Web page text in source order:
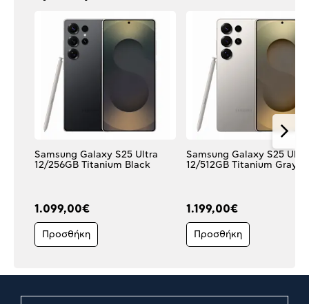
Samsung Galaxy S25 Ultra
12/256GB Titanium Black
1.099,00€
Προσθήκη
Samsung Galaxy S25 Ultra
12/512GB Titanium Gray
1.199,00€
Προσθήκη